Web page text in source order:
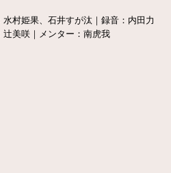
村姫果、石井すが汰｜録音：内田力
美咲｜メンター：南虎我